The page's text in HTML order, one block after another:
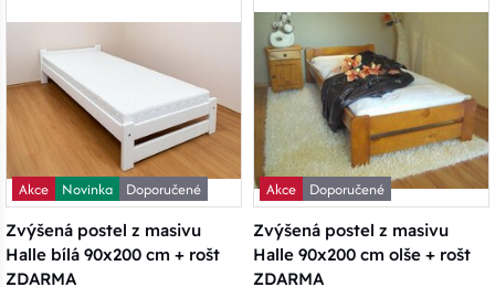
Akce Novinka
Doporučené
Zvýšená postel z masivu
Halle bílá 90x200 cm + rošt
ZDARMA
Akce
Doporučené
Zvýšená postel z masivu
Halle 90x200 cm olše + rošt
ZDARMA